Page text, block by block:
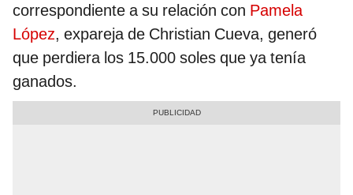
correspondiente a su relación con Pamela
López, expareja de Christian Cueva, generó
que perdiera los 15.000 soles que ya tenía
ganados.